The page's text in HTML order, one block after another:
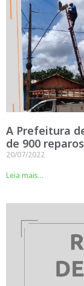
A Prefeitura
de 900
20/07/2022
Leia mais...